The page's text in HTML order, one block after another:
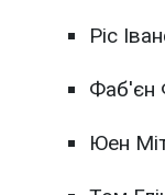
Ріс
Фаб'єн
Юен